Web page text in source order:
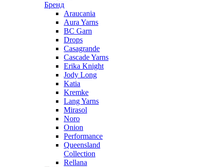
Бренд
Araucania
Aura Yarns
BC Garn
Drops
Casagrande
Cascade Yarns
Erika Knight
Jody Long
Katia
Kremke
Lang Yarns
Mirasol
Noro
Onion
Performance
Queensland
Collection
Rellana